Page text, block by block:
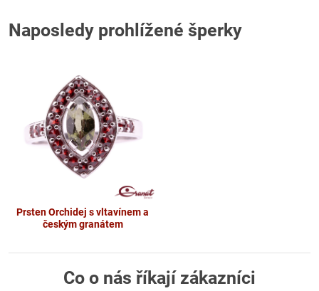
Naposledy prohlížené šperky
Prsten Orchidej s vltavínem a
českým granátem
Co o nás říkají zákazníci